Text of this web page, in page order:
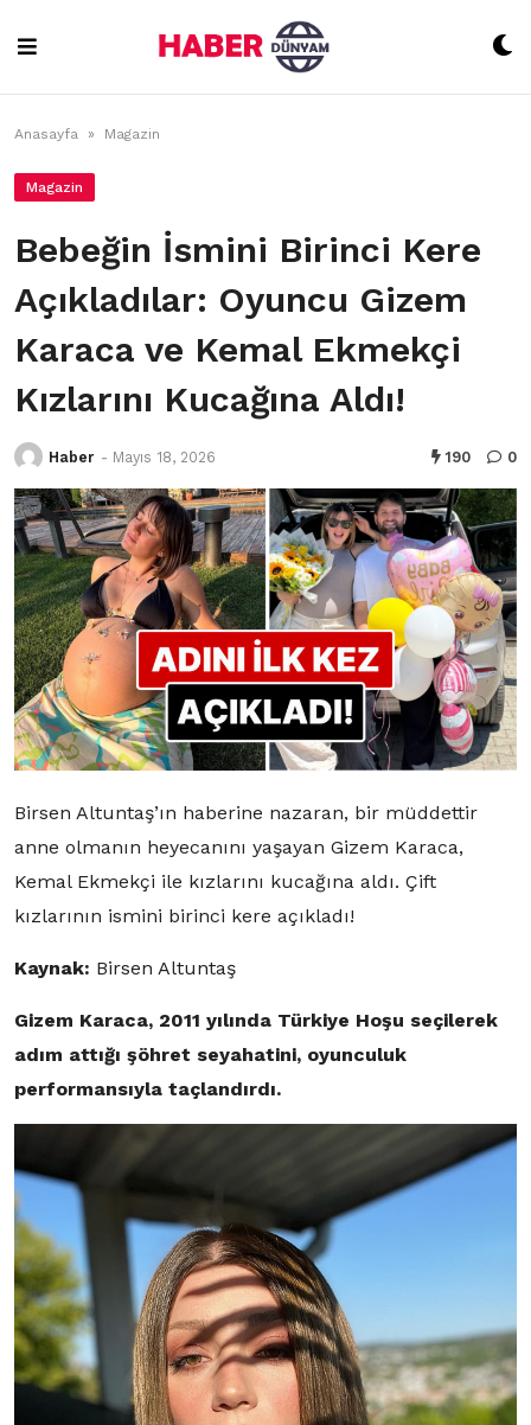
content
Anasayfa » Magazin
Magazin
Bebeğin İsmini Birinci Kere
Açıkladılar: Oyuncu Gizem
Karaca ve Kemal Ekmekçi
Kızlarını Kucağına Aldı!
Haber - Mayıs 18, 2026 190 0
Birsen Altuntaş’ın haberine nazaran, bir müddettir
anne olmanın heyecanını yaşayan Gizem Karaca,
Kemal Ekmekçi ile kızlarını kucağına aldı. Çift
kızlarının ismini birinci kere açıkladı!
Kaynak: Birsen Altuntaş
Gizem Karaca, 2011 yılında Türkiye Hoşu seçilerek
adım attığı şöhret seyahatini, oyunculuk
performansıyla taçlandırdı.